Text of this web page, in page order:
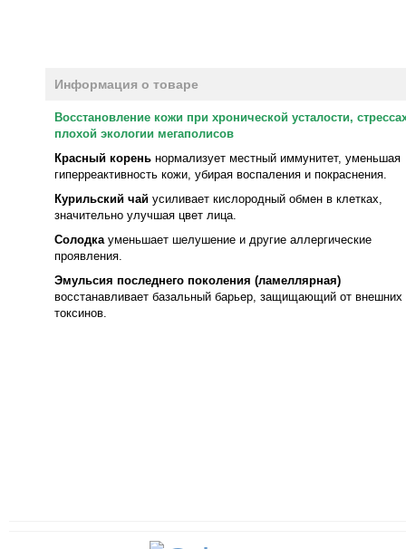
Информация о товаре
Восстановление кожи при хронической усталости,
плохой экологии мегаполисов
Красный корень нормализует местный иммунитет, уменьшая
гиперреактивность кожи, убирая воспаления и покраснения.
Курильский чай усиливает кислородный обмен в клетках,
значительно улучшая цвет лица.
Солодкауменьшает шелушение и другие аллергические
проявления.
Эмульсия последнего поколения (ламеллярная)
восстанавливает базальный барьер, защищающий от внешних
токсинов.